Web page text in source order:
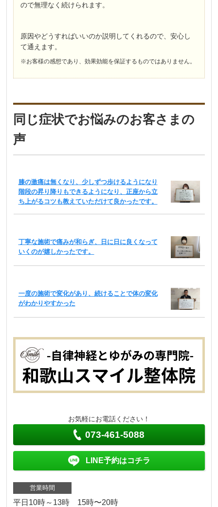
ので無理なく続けられます。
原因やどうすればいいのか説明してくれるので、安心し
て通えます。
※お客様の感想であり、効果効能を保証するものではありません。
同じ症状でお悩みのお客さまの
声
膝の激痛は無くなり、少しずつ歩けるようになり
階段の昇り降りもできるようになり、正座から立
ち上がるコツも教えていただけて良かったです。
丁寧な施術で痛みが和らぎ、日に日に良くなって
いくのが嬉しかったです。
一度の施術で変化があり、続けることで体の変化
がわかりやすかった
お気軽にお電話ください！
073-461-5088
LINE予約はコチラ
営業時間
平日10時～13時 15時〜20時